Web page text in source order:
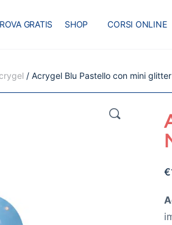
GRATIS SHOP CORSI ONLINE
BLOG
/ Acrygel Blu Pastello con mini
🔍
€